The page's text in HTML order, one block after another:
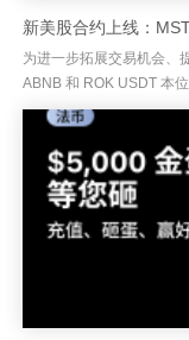
为进一步拓展交易机会、
ABNB 和 ROK USDT 本
5 分钟内开放。助您以更